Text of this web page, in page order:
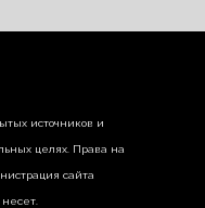
источников и
целях. Права на
сайта